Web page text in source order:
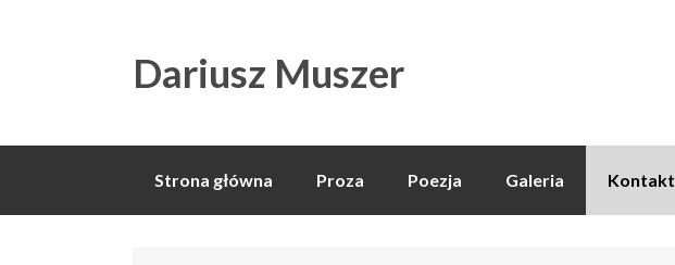
Dariusz Muszer
Skip
Strona główna Proza Poezja Galeria Kontakt